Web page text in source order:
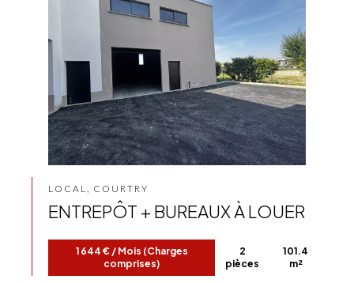
LOCAL, COURTRY
ENTREPÔT + BUREAUX À LOUER
1 644 € / Mois (Charges
comprises)
2
pièces
101.4
m²